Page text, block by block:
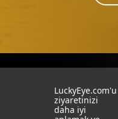
19 Mayıs Mah. Turaboğlu Sok.
LuckyEye.com'u
ziyaretinizi
daha iyi